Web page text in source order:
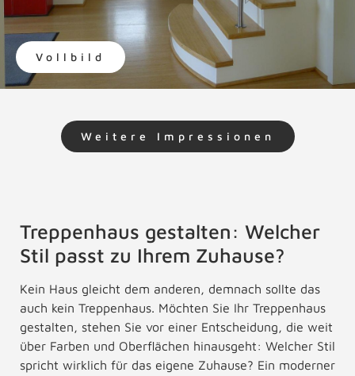
Vollbild
Weitere Impressionen
Treppenhaus gestalten: Welcher
Stil passt zu Ihrem Zuhause?
Kein Haus gleicht dem anderen, demnach sollte das
auch kein Treppenhaus. Möchten Sie Ihr Treppenhaus
gestalten, stehen Sie vor einer Entscheidung, die weit
über Farben und Oberflächen hinausgeht: Welcher Stil
spricht wirklich für das eigene Zuhause? Ein moderner